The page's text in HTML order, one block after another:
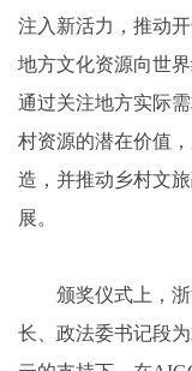
注入新活力，推动
地方文化资源向世
通过关注地方实际
村资源的潜在价值
造，并推动乡村文
展。
颁奖仪式上，
长、政法委书记段